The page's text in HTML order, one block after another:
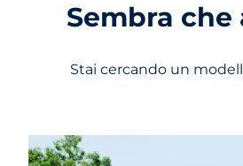
Sembra
Stai cercando un